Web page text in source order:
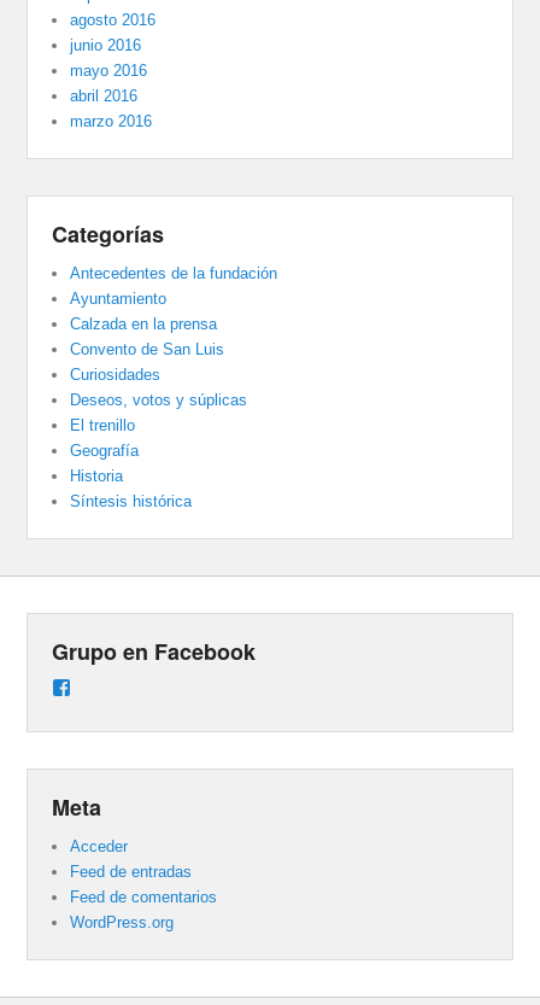
agosto 2016
junio 2016
mayo 2016
abril 2016
marzo 2016
Categorías
Antecedentes de la fundación
Ayuntamiento
Calzada en la prensa
Convento de San Luis
Curiosidades
Deseos, votos y súplicas
El trenillo
Geografía
Historia
Síntesis histórica
Grupo en Facebook
en
Meta
Acceder
Feed de entradas
Feed de comentarios
WordPress.org